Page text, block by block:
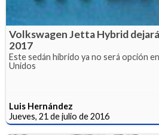
Volkswagen Jetta Hybrid
2017
Este sedán híbrido ya no será opción
Unidos
Luis Hernández
Jueves, 21 de julio de 2016